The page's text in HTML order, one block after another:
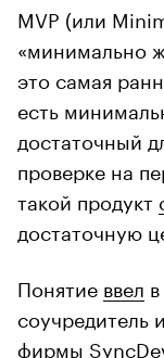
MVP (или
«минимально
это самая
есть
достаточный
проверке на
такой продукт
достаточную
Понятие ввел
соучредитель
фирмы